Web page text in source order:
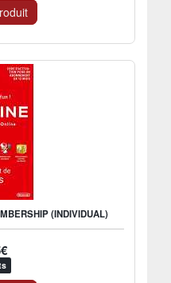
(INDIVIDUAL)